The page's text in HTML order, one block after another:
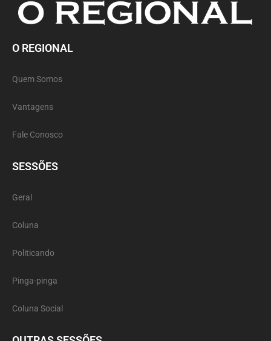
O REGIONAL
Quem Somos
Vantagens
Fale Conosco
SESSÕES
Geral
Coluna
Politicando
Pinga-pinga
Coluna Social